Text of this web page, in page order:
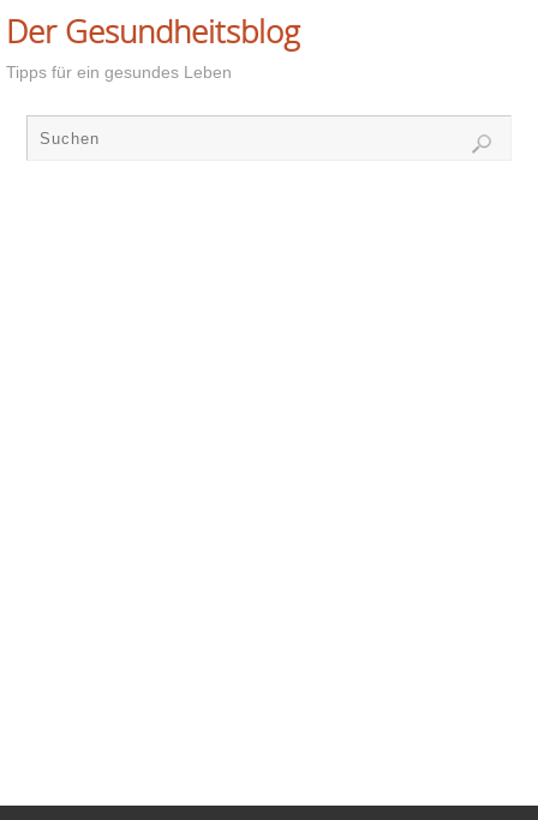
Der Gesundheitsblog
Tipps für ein gesundes Leben